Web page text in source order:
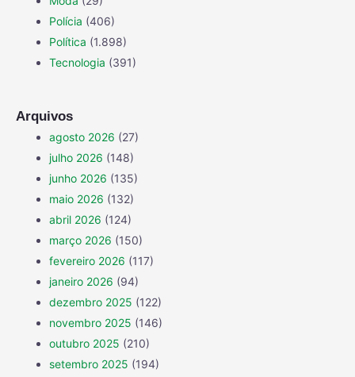
Polícia (406)
Política (1.898)
Tecnologia (391)
Arquivos
agosto 2026 (27)
julho 2026 (148)
junho 2026 (135)
maio 2026 (132)
abril 2026 (124)
março 2026 (150)
fevereiro 2026 (117)
janeiro 2026 (94)
dezembro 2025 (122)
novembro 2025 (146)
outubro 2025 (210)
setembro 2025 (194)